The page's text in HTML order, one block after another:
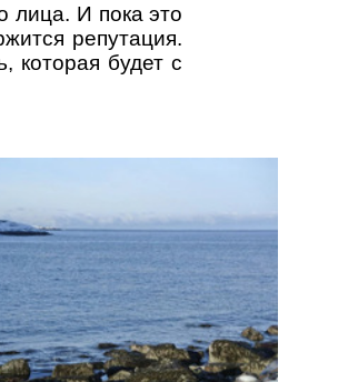
лица. И пока это
репутация.
которая будет с